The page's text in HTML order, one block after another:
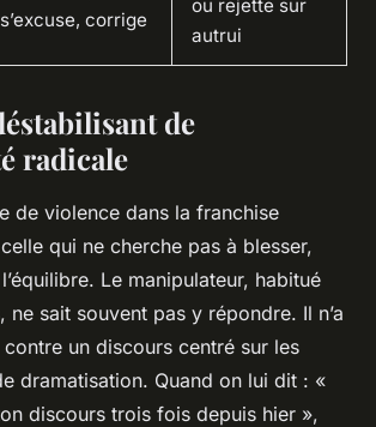
s’excuse, corrige
ou rejette sur
autrui
de
radicale
de violence dans la franchise
qui ne cherche pas à blesser,
Le manipulateur, habitué
ne sait souvent pas y répondre. Il n’a
un discours centré sur les
dramatisation. Quand on lui dit : «
discours trois fois depuis hier »,